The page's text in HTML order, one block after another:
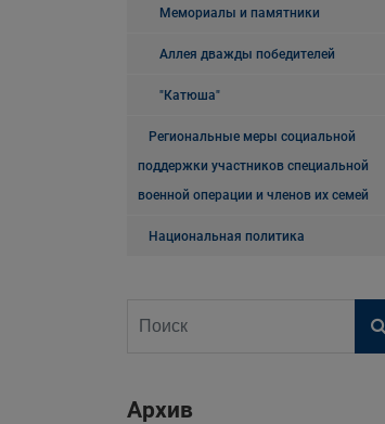
Мемориалы и памятники
Аллея дважды победителей
"Катюша"
Региональные меры социальной
поддержки участников специальной
военной операции и членов их семей
Национальная политика
Архив